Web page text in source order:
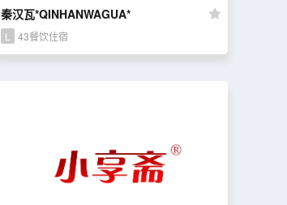
秦汉瓦*QINHANWAGUA*
L 43餐饮住宿